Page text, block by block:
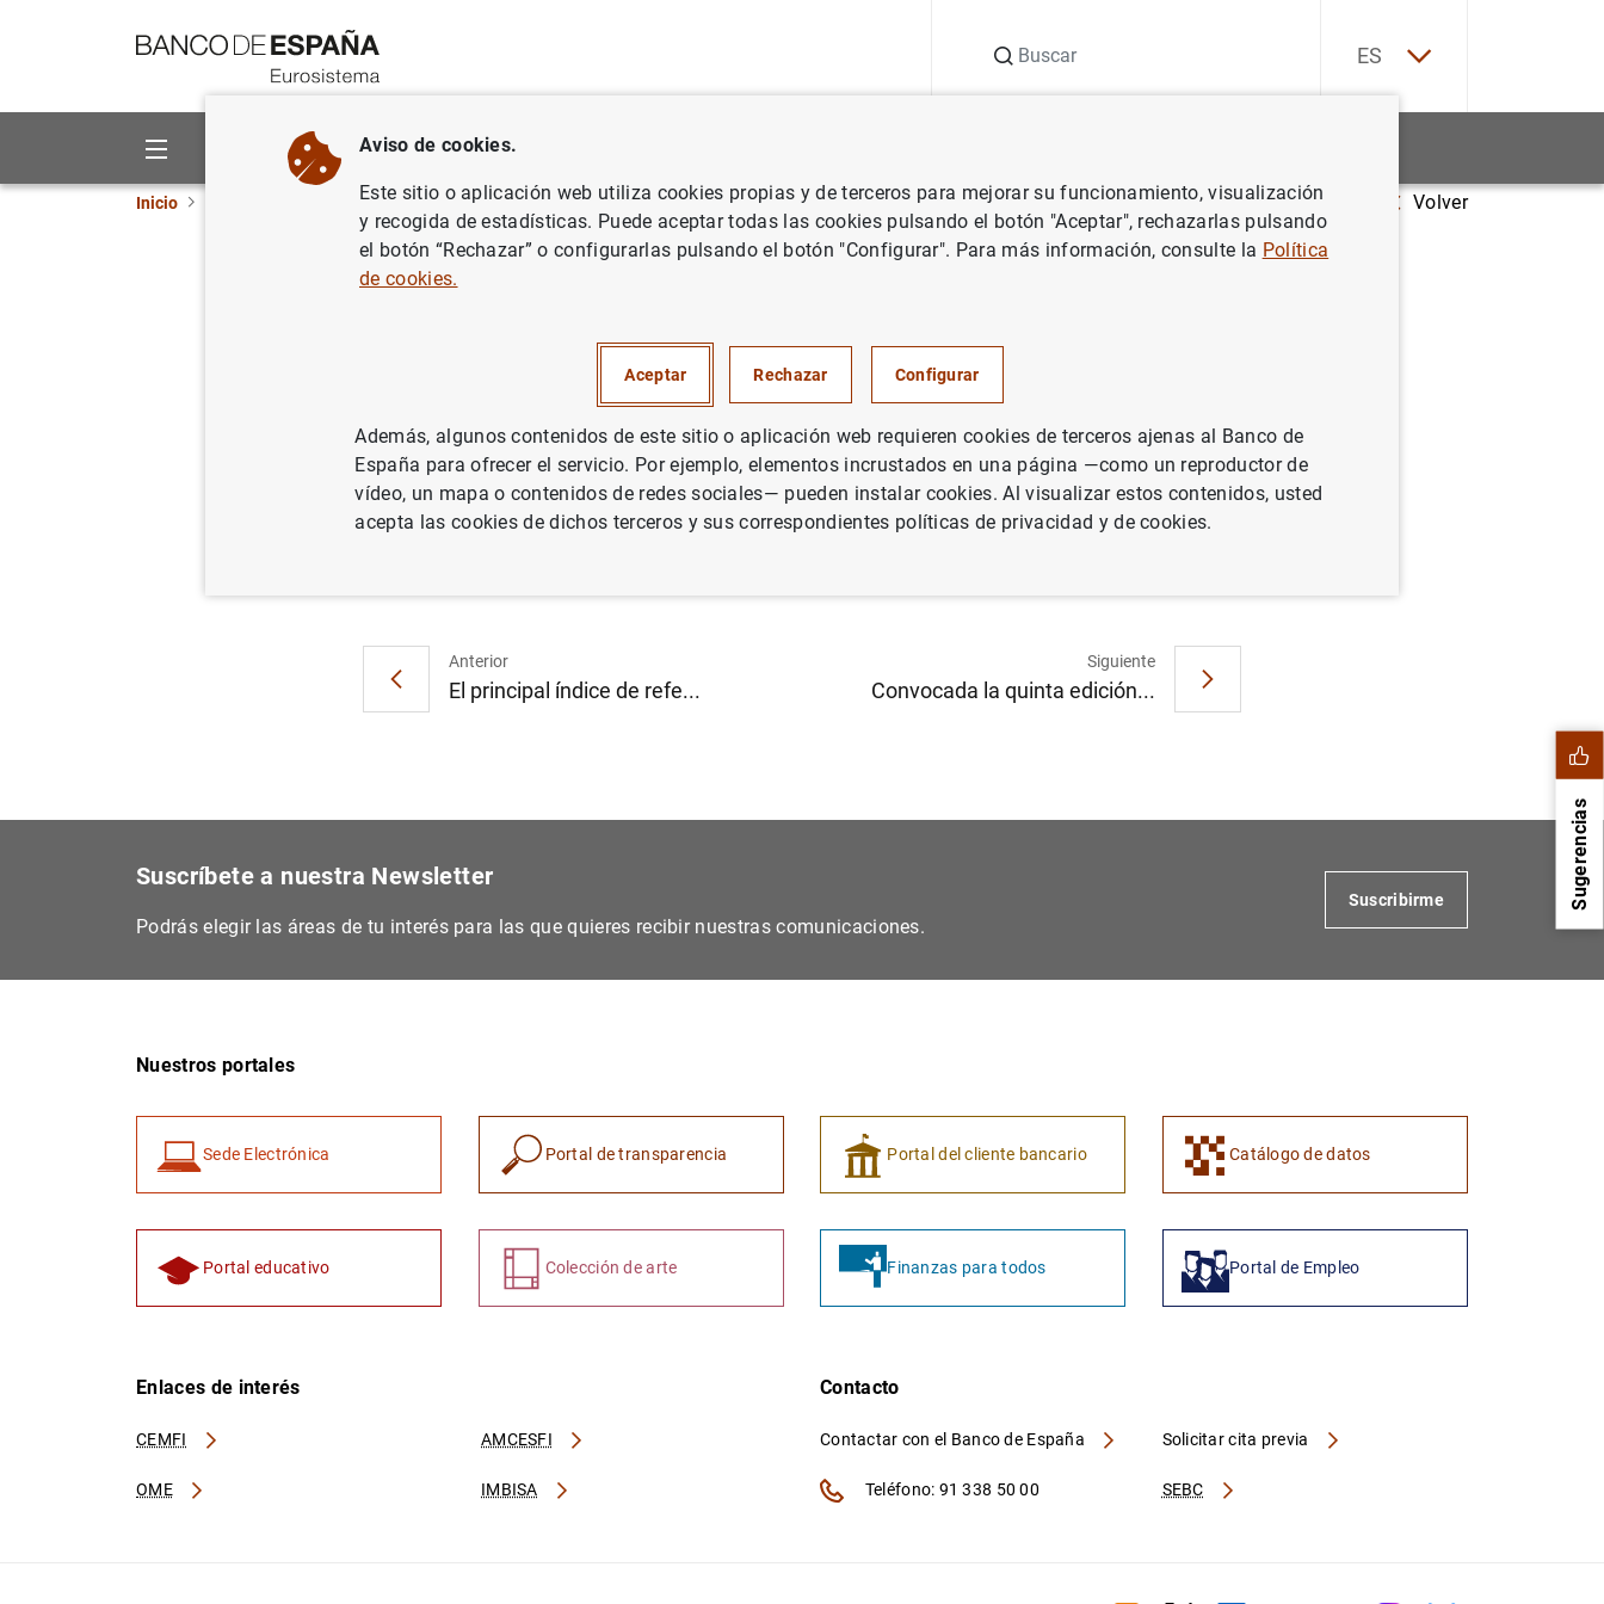
ES
Sobre el Banco Áreas de actuación
Inicio Noticias del Banco de España Notas de prensa del Banco de España Balanza de pagos en noviembre de 2010 Volver
Balanza de pagos en noviembre de 2010
SITUACIÓN ECONÓMICA
Balanza de pagos en noviembre de 2010 (123KB)
Anterior
El principal índice de refe...
Siguiente
Convocada la quinta edición...
Sugerencias
Suscríbete a nuestra Newsletter
Podrás elegir las áreas de tu interés para las que quieres recibir nuestras comunicaciones.
Suscribirme
Nuestros portales
Sede Electrónica Portal de transparencia Portal del cliente bancario Catálogo de datos
Portal educativo Colección de arte Finanzas para todos Portal de Empleo
Enlaces de interés
CEMFI AMCESFI
OME IMBISA
Contacto
Contactar con el Banco de España
SEBC
Solicitar cita previa
Teléfono: 91 338 50 00
Aviso de cookies.
Este sitio o aplicación web utiliza cookies propias y de terceros para mejorar su funcionamiento, visualización
y recogida de estadísticas. Puede aceptar todas las cookies pulsando el botón "Aceptar", rechazarlas pulsando
el botón “Rechazar” o configurarlas pulsando el botón "Configurar". Para más información, consulte la Política
de cookies.
Aceptar Rechazar Configurar
Además, algunos contenidos de este sitio o aplicación web requieren cookies de terceros ajenas al Banco de
España para ofrecer el servicio. Por ejemplo, elementos incrustados en una página —como un reproductor de
vídeo, un mapa o contenidos de redes sociales— pueden instalar cookies. Al visualizar estos contenidos, usted
acepta las cookies de dichos terceros y sus correspondientes políticas de privacidad y de cookies.